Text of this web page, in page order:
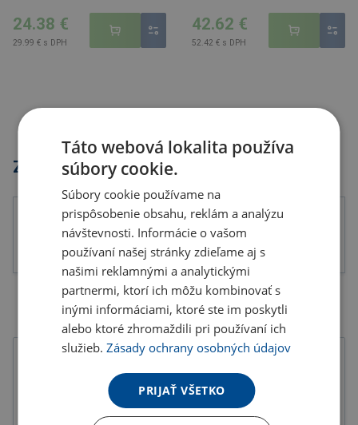
24.38 €
29.99 € s DPH
42.62 €
52.42 € s DPH
Značky
Tlačoviny Katalógy
Táto webová lokalita používa
súbory cookie.
Súbory cookie používame na
prispôsobenie obsahu, reklám a analýzu
návštevnosti. Informácie o vašom
používaní našej stránky zdieľame aj s
našimi reklamnými a analytickými
partnermi, ktorí ich môžu kombinovať s
inými informáciami, ktoré ste im poskytli
alebo ktoré zhromaždili pri používaní ich
služieb.Zásady ochrany osobných údajov
PRIJAŤ VŠETKO